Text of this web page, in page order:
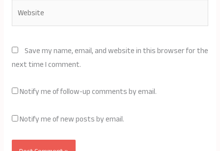
Save my name, email, and website in this browser for the
next time I comment.
Notify me of follow-up comments by email.
Notify me of new posts by email.